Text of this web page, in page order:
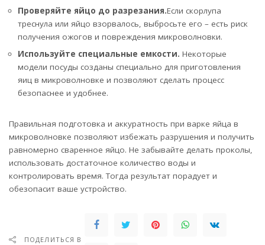
Проверяйте яйцо до разрезания.Если скорлупа
треснула или яйцо взорвалось, выбросьте его – есть риск
получения ожогов и повреждения микроволновки.
Используйте специальные емкости. Некоторые
модели посуды созданы специально для приготовления
яиц в микроволновке и позволяют сделать процесс
безопаснее и удобнее.
Правильная подготовка и аккуратность при варке яйца в
микроволновке позволяют избежать разрушения и получить
равномерно сваренное яйцо. Не забывайте делать проколы,
использовать достаточное количество воды и
контролировать время. Тогда результат порадует и
обезопасит ваше устройство.
ПОДЕЛИТЬСЯ В